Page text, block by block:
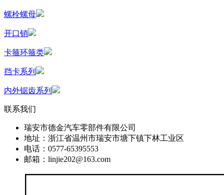
螺栓螺母
开口销
卡箍环箍类
挡卡系列
内外锯齿系列
联系我们
瑞安市德金汽车零部件有限公司
地址：浙江省温州市瑞安市塘下镇下林工业区
电话：0577-65395553
邮箱：linjie202@163.com